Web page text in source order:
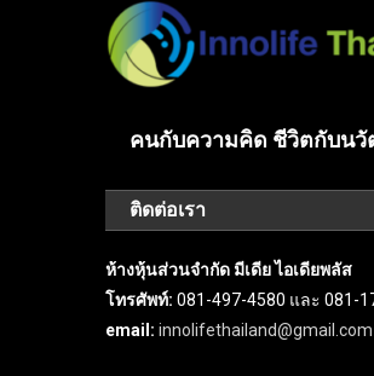
คนกับความคิด ชีวิตกับนวั
ติดต่อเรา
ห้างหุ้นส่วนจำกัด มีเดีย ไอเดียพลัส
โทรศัพท์: 081-497-4580 และ 081-
email: innolifethailand@gmail.com